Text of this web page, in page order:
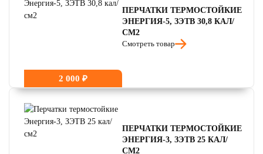
4.5 читать отзывы
2 000 ₽
ПЕРЧАТКИ ТЕРМОСТОЙКИЕ
ЭНЕРГИЯ-5, ЗЭТВ 30,8 КАЛ/
СМ2
Смотреть товар
ПЕРЧАТКИ ТЕРМОСТОЙКИЕ
ЭНЕРГИЯ-3, ЗЭТВ 25 КАЛ/
СМ2